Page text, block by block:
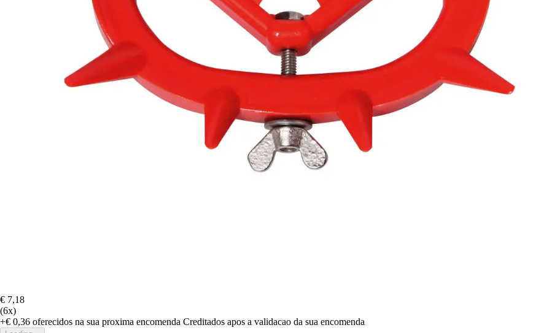
€ 7,18
(6x)
+€ 0,36 oferecidos na sua proxima encomenda Creditados apos a validacao da sua encomenda